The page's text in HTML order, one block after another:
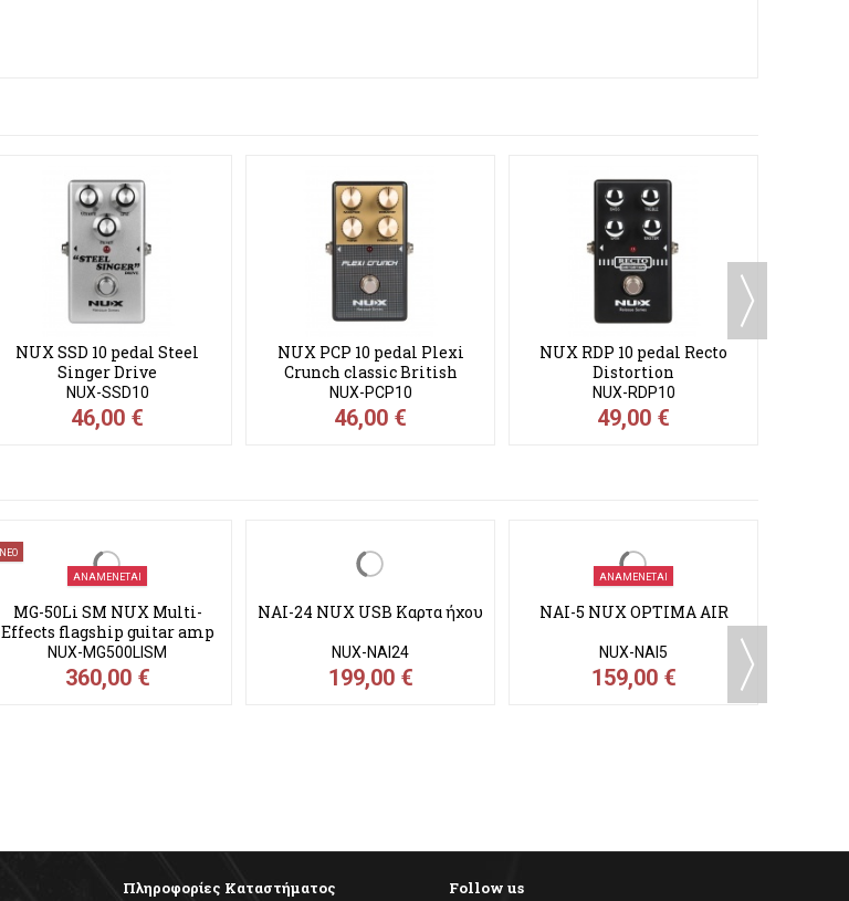
NUX SSD 10 pedal Steel
Singer Drive
NUX-SSD10
46,00 €
NUX PCP 10 pedal Plexi
Crunch classic British
overdrive...
NUX-PCP10
46,00 €
NUX RDP 10 pedal Recto
Distortion
NUX-RDP10
49,00 €
ΝΕΟ
ΑΝΑΜΈΝΕΤΑΙ ΑΝΑΜΈΝΕΤΑΙ
Πληροφορίες Καταστήματος Follow us